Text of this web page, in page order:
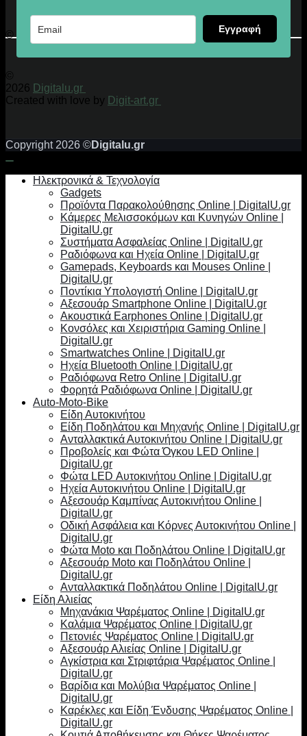
Εγγραφή
© 2026 Digitalu.gr
©
2026 Digitalu.gr
Created with love by Digit-art.gr
Copyright 2026 ©Digitalu.gr
Ηλεκτρονικά & Τεχνολογία
Gadgets
Προϊόντα Παρακολούθησης Online | DigitalU.gr
Κάμερες Μελισσοκόμων και Κυνηγών Online |
DigitalU.gr
Συστήματα Ασφαλείας Online | DigitalU.gr
Ραδιόφωνα και Ηχεία Online | DigitalU.gr
Gamepads, Keyboards και Mouses Online |
DigitalU.gr
Ποντίκια Υπολογιστή Online | DigitalU.gr
Αξεσουάρ Smartphone Online | DigitalU.gr
Ακουστικά Earphones Online | DigitalU.gr
Κονσόλες και Χειριστήρια Gaming Online |
DigitalU.gr
Smartwatches Online | DigitalU.gr
Ηχεία Bluetooth Online | DigitalU.gr
Ραδιόφωνα Retro Online | DigitalU.gr
Φορητά Ραδιόφωνα Online | DigitalU.gr
Auto-Moto-Bike
Είδη Αυτοκινήτου
Είδη Ποδηλάτου και Μηχανής Online | DigitalU.gr
Ανταλλακτικά Αυτοκινήτου Online | DigitalU.gr
Προβολείς και Φώτα Όγκου LED Online |
DigitalU.gr
Φώτα LED Αυτοκινήτου Online | DigitalU.gr
Ηχεία Αυτοκινήτου Online | DigitalU.gr
Αξεσουάρ Καμπίνας Αυτοκινήτου Online |
DigitalU.gr
Οδική Ασφάλεια και Κόρνες Αυτοκινήτου Online |
DigitalU.gr
Φώτα Moto και Ποδηλάτου Online | DigitalU.gr
Αξεσουάρ Moto και Ποδηλάτου Online |
DigitalU.gr
Ανταλλακτικά Ποδηλάτου Online | DigitalU.gr
Είδη Αλιείας
Μηχανάκια Ψαρέματος Online | DigitalU.gr
Καλάμια Ψαρέματος Online | DigitalU.gr
Πετονιές Ψαρέματος Online | DigitalU.gr
Αξεσουάρ Αλιείας Online | DigitalU.gr
Αγκίστρια και Στριφτάρια Ψαρέματος Online |
DigitalU.gr
Βαρίδια και Μολύβια Ψαρέματος Online |
DigitalU.gr
Καρέκλες και Είδη Ένδυσης Ψαρέματος Online |
DigitalU.gr